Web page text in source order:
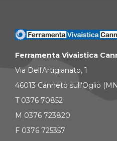
Ferramenta Vivaistica
Via Dell'Artigianato, 1
46013 Canneto sull'Oglio
T 0376 70852
M 0376 723820
F 0376 725357